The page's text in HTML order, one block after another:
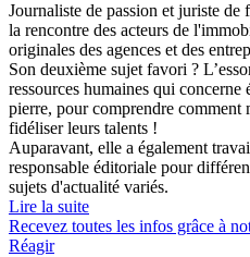
Journaliste de passion et juriste
la rencontre des acteurs de
originales des agences et des
Son deuxième sujet favori ?
ressources humaines qui concerne
pierre, pour comprendre comment
fidéliser leurs talents !
Auparavant, elle a également
responsable éditoriale pour
sujets d'actualité variés.
Lire la suite
Recevez toutes les infos grâce à
Réagir